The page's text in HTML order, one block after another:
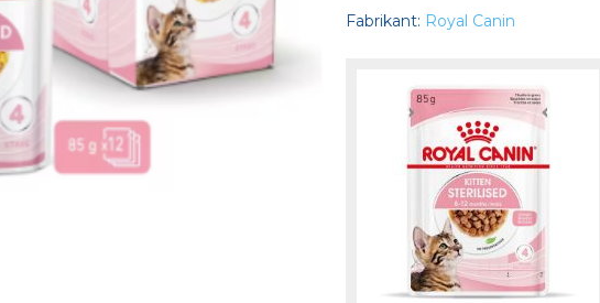
Fabrikant: Royal Canin